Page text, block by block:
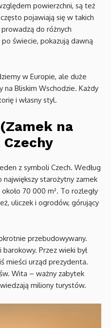
powierzchni, są też
pojawiają się w takich
do różnych
świecie, pokazują dawną
w Europie, ale duże
Bliskim Wschodzie. Każdy
i własny styl.
na
z symboli Czech. Według
największy starożytny zamek
70 000 m². To rozległy
uliczek i ogrodów, górujący
przebudowywany.
Przez wieki był
mieści urząd prezydenta.
Wita – ważny zabytek
miliony turystów.